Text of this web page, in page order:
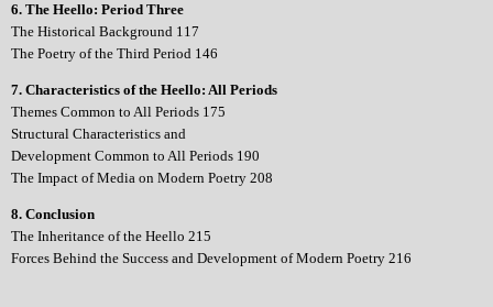
6. The Heello: Period Three
The Historical Background 117
The Poetry of the Third Period 146
7. Characteristics of the Heello: All Periods
Themes Common to All Periods 175
Structural Characteristics and
Development Common to All Periods 190
The Impact of Media on Modern Poetry 208
8. Conclusion
The Inheritance of the Heello 215
Forces Behind the Success and Development of Modern Poetry 216